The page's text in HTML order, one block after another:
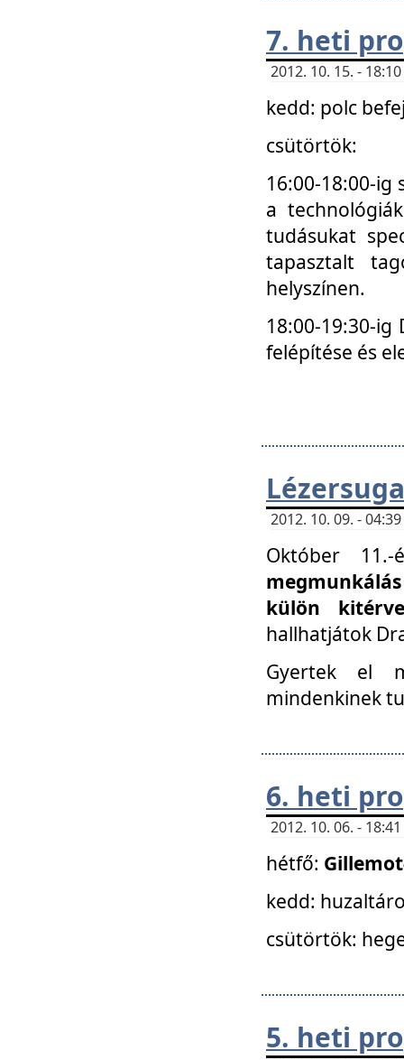
7. heti
2012. 10. 15. -
kedd: polc
csütörtök:
16:00-18:00-
a
tudásukat
tapasztalt
helyszínen.
18:00-19:30-
felépítése és
2012. 10. 09. -
Október
külön
hallhatjátok
Gyertek el
mindenkinek
6. heti
2012. 10. 06. -
hétfő:
kedd:
csütörtök:
5. heti